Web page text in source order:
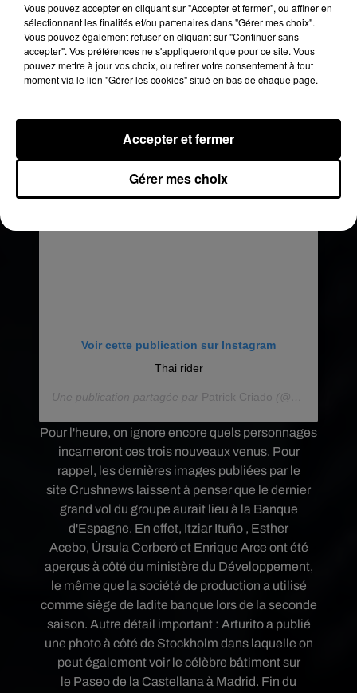
Voir cette publication sur Instagram
�x� @k.ra_photo
Voir cette publication sur Instagram
Thai rider
Une publication partagée par Patrick Criado (@patrick.criado) le
Pour l'heure, on ignore encore quels personnages
incarneront ces trois nouveaux venus. Pour
rappel, les dernières images publiées par le
site Crushnews laissent à penser que le dernier
grand vol du groupe aurait lieu à la Banque
d'Espagne. En effet, Itziar Ituño , Esther
Acebo, Úrsula Corberó et Enrique Arce ont été
aperçus à côté du ministère du Développement,
le même que la société de production a utilisé
comme siège de ladite banque lors de la seconde
saison. Autre détail important : Arturito a publié
une photo à côté de Stockholm dans laquelle on
peut également voir le célèbre bâtiment sur
le Paseo de la Castellana à Madrid. Fin du
Vous pouvez accepter en cliquant sur "Accepter et fermer", ou affiner en
sélectionnant les finalités et/ou partenaires dans "Gérer mes choix".
Vous pouvez également refuser en cliquant sur "Continuer sans
accepter". Vos préférences ne s'appliqueront que pour ce site. Vous
pouvez mettre à jour vos choix, ou retirer votre consentement à tout
moment via le lien "Gérer les cookies" situé en bas de chaque page.
Gérer mes choix
Accepter et fermer